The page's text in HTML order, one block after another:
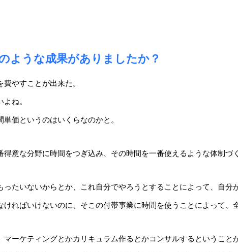
ような成果がありましたか？
やすことが出来た。
ね。
単価というのはいくらなのかと。
得意な分野に時間をつぎ込み、その時間を一番使えるような体制づ
たいないからとか、これ自分でやろうとすることによって、自
ればいけないのに、そこの付帯事業に時間を使うことによって、
ーケティングとかカリキュラム作るとかコンサルするというこ